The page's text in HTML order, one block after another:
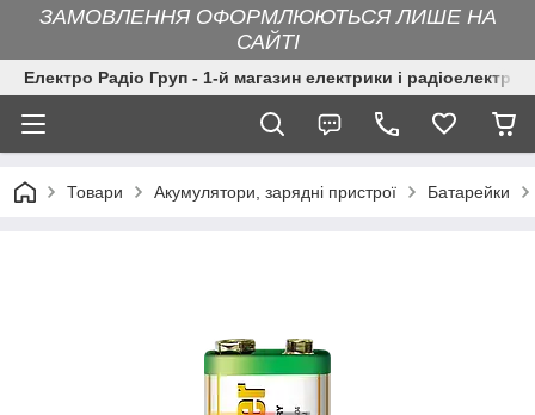
ЗАМОВЛЕННЯ ОФОРМЛЮЮТЬСЯ ЛИШЕ НА
САЙТІ
Електро Радіо Груп - 1-й магазин електрики і
Товари Акумулятори, зарядні пристрої Батарейки